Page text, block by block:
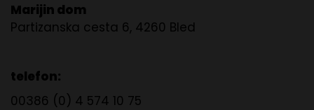
Marijin dom
Partizanska cesta 6, 4260 Bled
telefon:
00386 (0) 4 574 10 75